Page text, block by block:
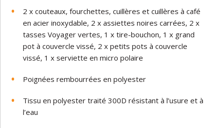
2 x couteaux, fourchettes, cuillères et cuillères à café
en acier inoxydable, 2 x assiettes noires carrées, 2 x
tasses Voyager vertes, 1 x tire-bouchon, 1 x grand
pot à couvercle vissé, 2 x petits pots à couvercle
vissé, 1 x serviette en micro polaire
Poignées rembourrées en polyester
Tissu en polyester traité 300D résistant à l’usure et à
l’eau